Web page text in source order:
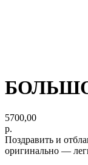
5700,00
р.
Поздравить и
оригинально —